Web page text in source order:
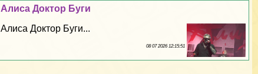
Алиса Доктор Буги
Алиса Доктор Буги...
08 07 2026 12:15:51